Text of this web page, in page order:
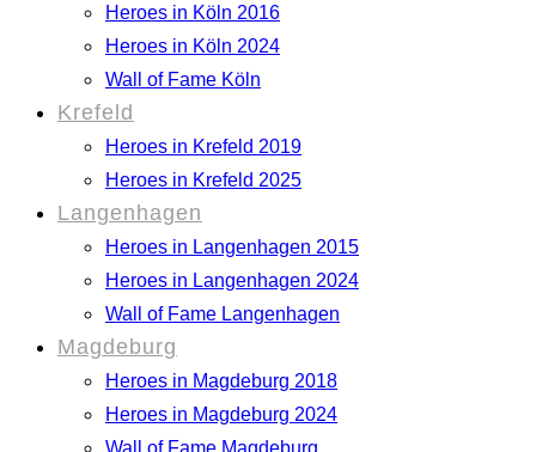
Heroes in Köln 2016
Heroes in Köln 2024
Wall of Fame Köln
Krefeld
Heroes in Krefeld 2019
Heroes in Krefeld 2025
Langenhagen
Heroes in Langenhagen 2015
Heroes in Langenhagen 2024
Wall of Fame Langenhagen
Magdeburg
Heroes in Magdeburg 2018
Heroes in Magdeburg 2024
Wall of Fame Magdeburg